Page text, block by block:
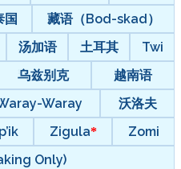
国
藏语（Bod-skad）
汤加语 土耳其
Twi
乌兹别克
越南语
Waray
沃洛夫
Zigula
Zomi
Only)